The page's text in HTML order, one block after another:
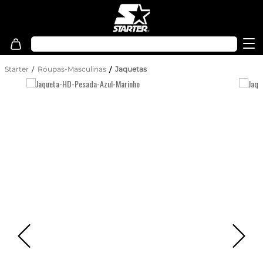
Starter Roupas-Masculinas Jaquetas